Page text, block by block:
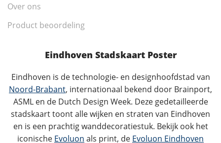
Over ons
Product beoordeling
Eindhoven Stadskaart Poster
Eindhoven is de technologie- en designhoofdstad van
Noord-Brabant, internationaal bekend door Brainport,
ASML en de Dutch Design Week. Deze gedetailleerde
stadskaart toont alle wijken en straten van Eindhoven
en is een prachtig wanddecoratiestuk. Bekijk ook het
iconische Evoluon als print, de Evoluon Eindhoven